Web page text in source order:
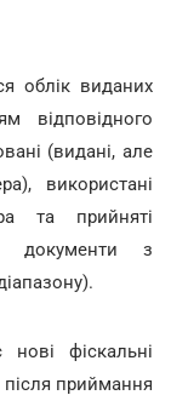
облік виданих
відповідного
(видані, але
використані
та прийняті
документи з
фіскальні
приймання